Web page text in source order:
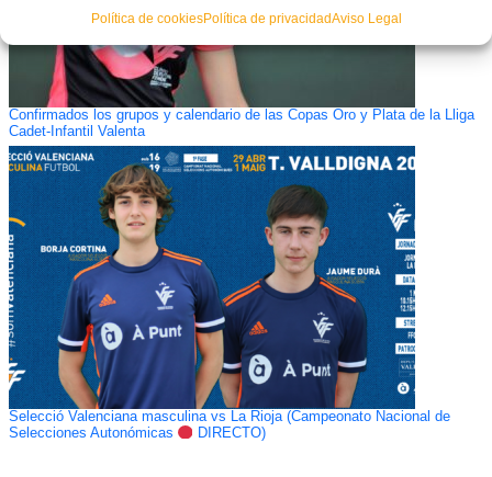
Política de cookiesPolítica de privacidadAviso Legal
Confirmados los grupos y calendario de las Copas Oro y Plata de la Lliga
Cadet-Infantil Valenta
Selecció Valenciana masculina vs La Rioja (Campeonato Nacional de
Selecciones Autonómicas
DIRECTO)